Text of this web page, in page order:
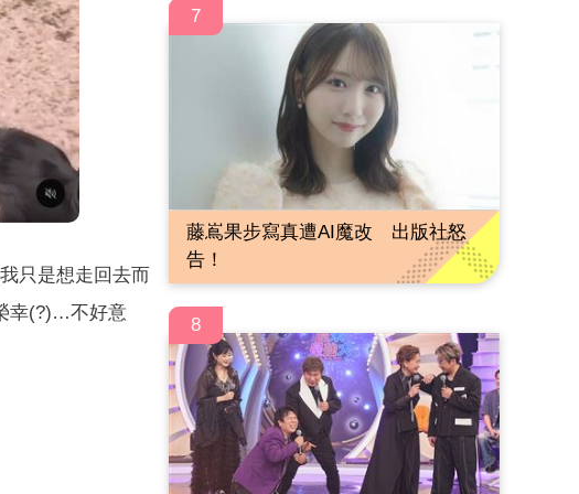
只是想走回去而
幸(?)…不好意
7
藤嶌果步寫真遭AI魔改 出版社怒
告！
8